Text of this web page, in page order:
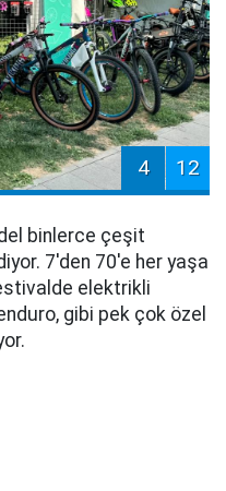
4 12
binlerce çeşit
7'den 70'e her yaşa
elektrikli
gibi pek çok özel